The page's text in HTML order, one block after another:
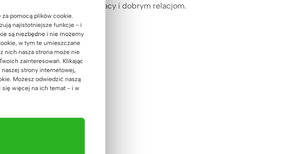
pomocą plików cookie.
najistotniejsze funkcje - i
są niezbędne i nie możemy
w tym te umieszczane
nich nasza strona może nie
zainteresowań. Klikając
strony internetowej,
Możesz odwiedzić naszą
się więcej na ich temat - i w
która sprzyja współpracy i dobrym relacjom.